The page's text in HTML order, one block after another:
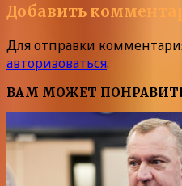
Добавить
Для отправки
авторизоваться.
ВАМ МОЖЕТ